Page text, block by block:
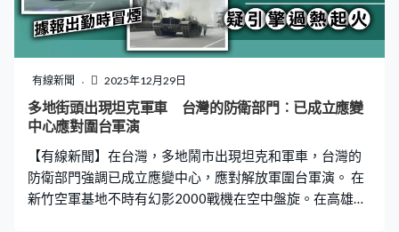
的是民法典中關於過錯責任原則的相關規定。根據《中國
滑雪運動安全規範》，確定了滑雪者要遵循優先原則，也
就是在前面的滑行者對雪道享有優先權，在本案中，小敏
明顯沒有遵循這一規則。」 而在昌平區法院審理的另一宗
案件則牽涉滑雪者橫向滑行問題，法院認為按規定，滑行
者在雪道內出發，停止、橫穿、拐入時，應以從上向下滑
「滑雪運動本身是一項具有風險的活動，所以
有線新聞 2025年12月29日
多地街頭出現坦克軍車 台灣的防衛部門︰已成立應變
中心應對圍台軍演
【有線新聞】在台灣，多地鬧市出現坦克和軍車，台灣的
防衛部門強調已成立應變中心，應對解放軍圍台軍演。 在
新竹空軍基地不時有幻影2000戰機在空中盤旋。在高雄，